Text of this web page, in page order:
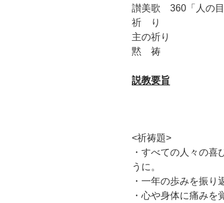
讃美歌 360「人の目
祈 り
主の祈り
黙 祷
説教要旨
<祈祷題>
・すべての人々の
うに。
・一年の歩みを振り
・心や身体に痛み